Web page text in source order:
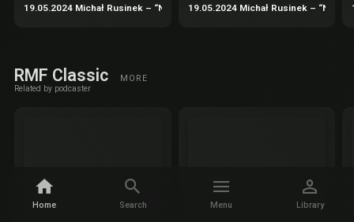
Home Search Menu Library
19.05.2024 Michał Rusinek – “Nadbagaż” – podróże nie tylko literackie
19.05.2024 Michał Rusinek –
RMF Classic MORE
Related by podcaster